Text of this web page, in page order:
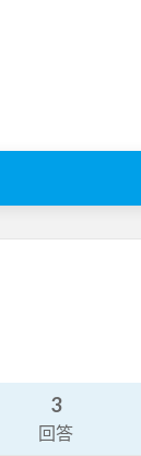
3
回答